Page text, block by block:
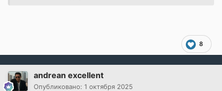
8
andrean excellent
Опубликовано: 1 октября 2025